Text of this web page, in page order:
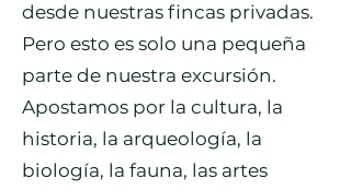
desde nuestras fincas privadas.
Pero esto es solo una pequeña
parte de nuestra excursión.
Apostamos por la cultura, la
historia, la arqueología, la
biología, la fauna, las artes